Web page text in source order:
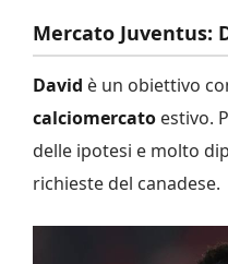
Mercato Juventus:
David è un obiettivo
calciomercato estivo.
delle ipotesi e molto
richieste del canadese.